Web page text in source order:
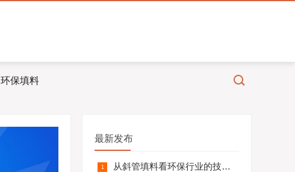
环保填料
最新发布
从斜管填料看环保行业的技术革新